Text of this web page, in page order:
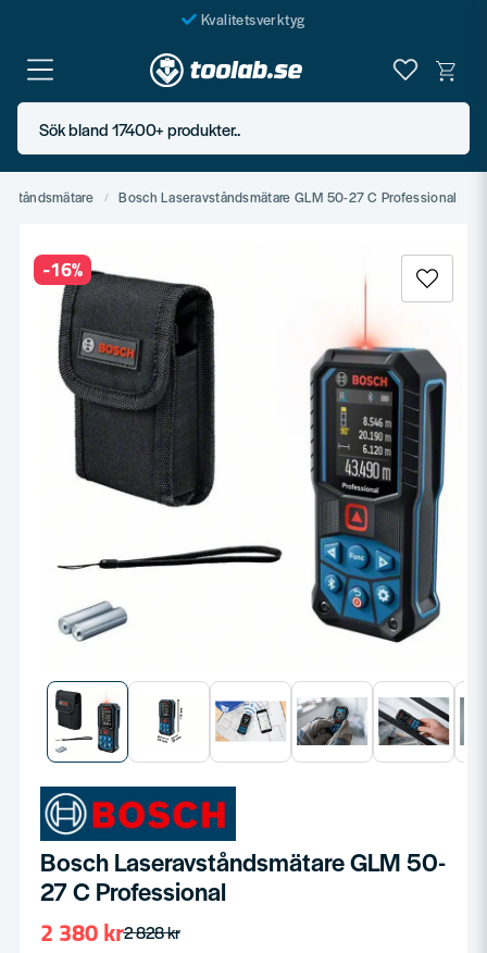
Kvalitetsverktyg
Fraktfritt över 999 SEK*
En järnhandel för alla
Butik i Göteborg
Sök bland 17400+ produkter..
Bosch Laseravståndsmätare GLM 50-27 C Professional
-16%
Bosch Laseravståndsmätare GLM 50-
27 C Professional
2 828 kr
2 380 kr